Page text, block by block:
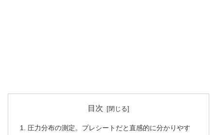
目次
圧力分布の測定。プレシートだと直感的に分かりやす